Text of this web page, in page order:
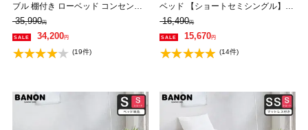
ブル 棚付き ローベッド コンセント2
口 タモ 桐 天然木 フロアベッド スマ
ホスタンド付き セミダブルベッド
省スペース コンパクト【フレームの
み】 【大型家具配送】
35,990円
34,200円
(19件)
ベッド 【ショートセミシングル】
長さ180cm 木製 ベッドフレーム 耐
荷重350kg 組立簡単 低ホルムアルデ
ヒド
16,490円
15,670円
(14件)